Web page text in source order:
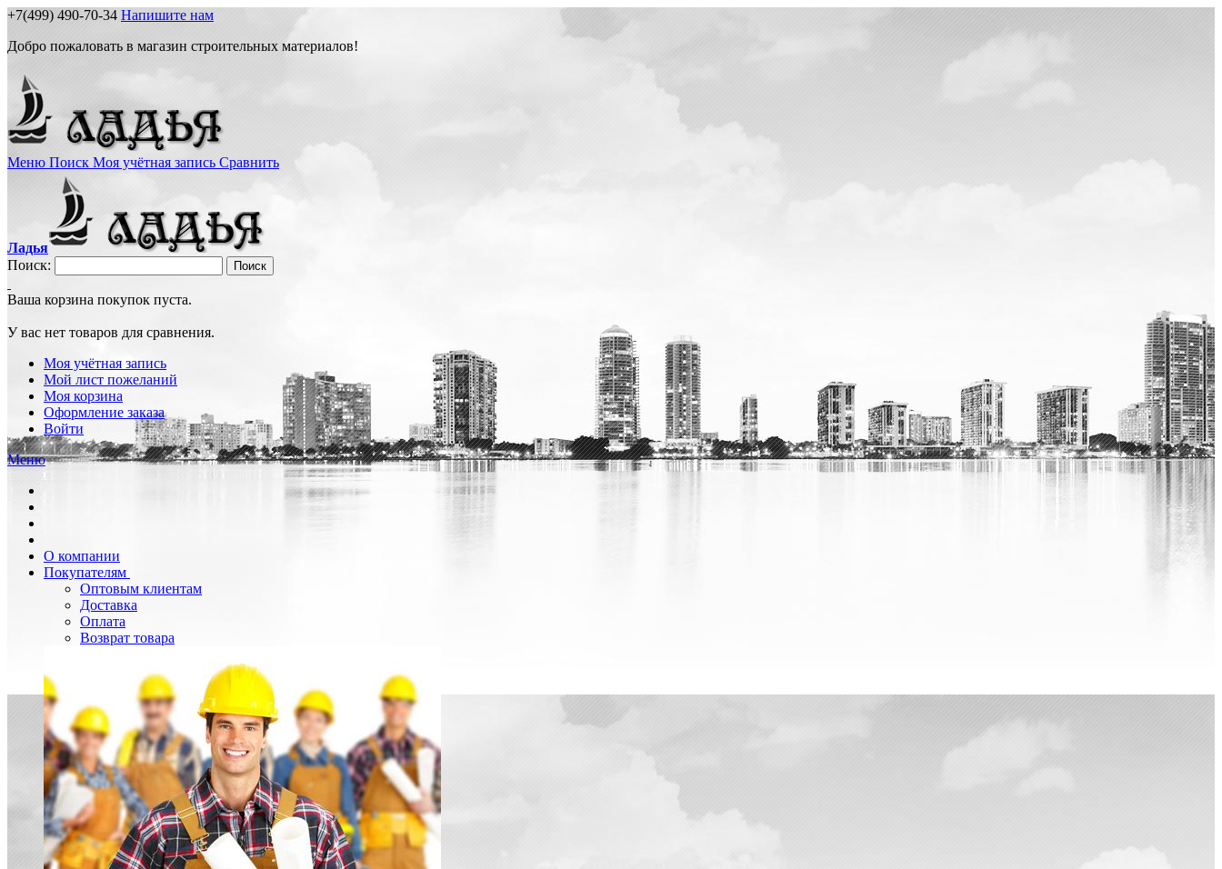
+7(499) 490-70-34 Напишите нам
Добро пожаловать в магазин строительных материалов!
Меню Поиск Моя учётная запись Сравнить
Ладья
Поиск:
Поиск
Ваша корзина покупок пуста.
У вас нет товаров для сравнения.
Моя учётная запись
Мой лист пожеланий
Моя корзина
Оформление заказа
Войти
Меню
О компании
Покупателям
Оптовым клиентам
Доставка
Оплата
Возврат товара